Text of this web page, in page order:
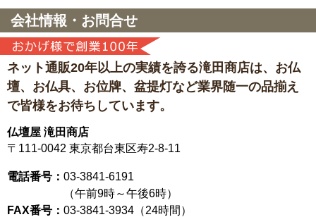
会社情報・お問合せ
ネット通販20年以上の実績を誇る滝田商店は、 お仏
壇、お仏具、お位牌、盆提灯など業界随一の品揃え
で皆様をお待ちしています。
仏壇屋 滝田商店
〒111-0042 東京都台東区寿2-8-11
電話番号： 03-3841-6191
（午前9時～午後6時）
FAX番号： 03-3841-3934（24時間）